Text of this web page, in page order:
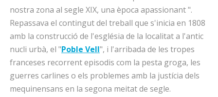
nostra zona al segle XIX, una època apassionant ".
Repassava el contingut del treball que s'inicia en 1808
amb la construcció de l'església de la localitat a l'antic
nucli urbà, el "Poble Vell", i l'arribada de les tropes
franceses recorrent episodis com la pesta groga, les
guerres carlines o els problemes amb la justícia dels
mequinensans en la segona meitat de segle.